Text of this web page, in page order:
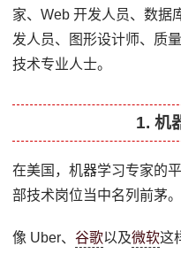
家、Web 开发人员、数据
发人员、图形设计师、质
技术专业人士。
1. 机
在美国，机器学习专家的
部技术岗位当中名列前茅。
像 Uber、谷歌以及微软这